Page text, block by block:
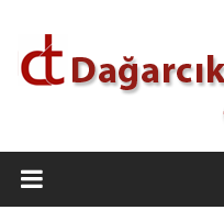
Dağarcık
Türkiye